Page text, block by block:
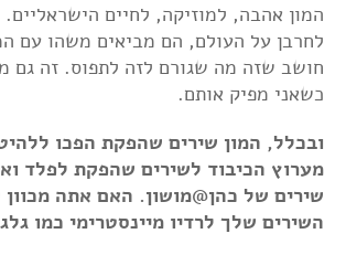
המון אהבה, למוזיקה, לחיים
לחרבן על העולם, הם מביאים משהו עם
חושב שזה מה שגורם לזה לתפוס. זה גם
כשאני מפיק אותם.
ובכלל, המון שירים שהפקת הפכו
מערוץ הכיבוד לשירים שהפקת לפלד
שירים של כהן@מושון. האם אתה
השירים שלך לרדיו מיינסטרימי כמו